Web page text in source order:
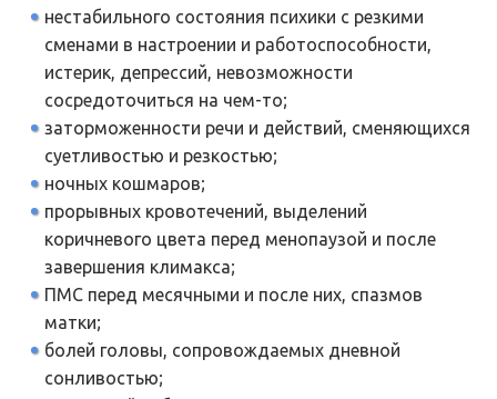
нестабильного состояния психики с резкими
сменами в настроении и работоспособности,
истерик, депрессий, невозможности
сосредоточиться на чем-то;
заторможенности речи и действий, сменяющихся
суетливостью и резкостью;
ночных кошмаров;
прорывных кровотечений, выделений
коричневого цвета перед менопаузой и после
завершения климакса;
ПМС перед месячными и после них, спазмов
матки;
болей головы, сопровождаемых дневной
сонливостью;